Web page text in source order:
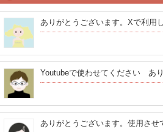
ありがとうございます。Xで利用
Youtubeで使わせてください あ
ありがとうございます。使用させ